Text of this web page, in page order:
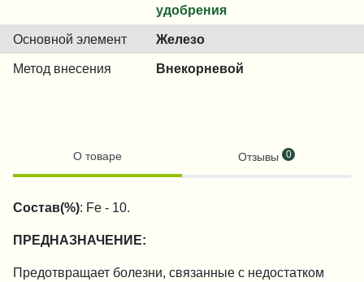
удобрения
Основной элемент Железо
Метод внесения Внекорневой
О товаре Отзывы 0
Состав(%): Fe - 10.
ПРЕДНАЗНАЧЕНИЕ:
Предотвращает болезни, связанные с недостатком